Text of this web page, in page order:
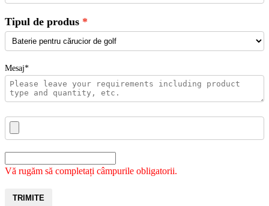
Tipul de produs
Mesaj*
Vă rugăm să completați câmpurile obligatorii.
TRIMITE